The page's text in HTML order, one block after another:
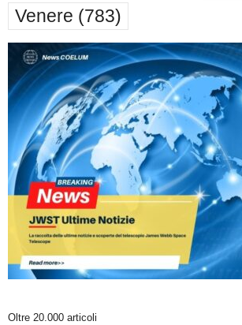
Venere (783)
Oltre 20.000 articoli